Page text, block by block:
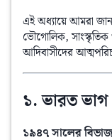
এই অধ্যায়ে আমরা
ভৌগোলিক, সাংস্কৃতিক
আদিবাসীদের
১. ভারত ভাগ
১৯৪৭ সালের